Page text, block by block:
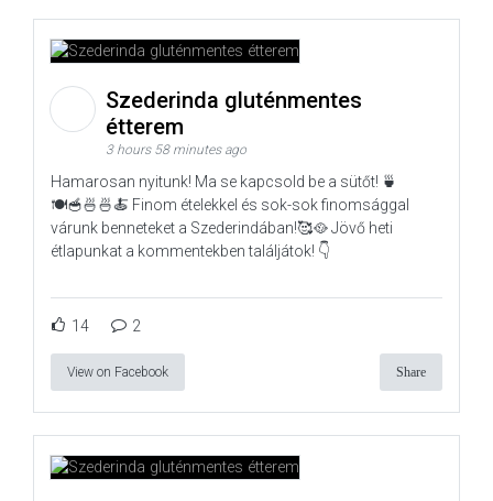
Szederinda gluténmentes
étterem
3 hours 58 minutes ago
Hamarosan nyitunk! Ma se kapcsold be a sütőt! 🍵
🍽️🥣🍜🍜🍝 Finom ételekkel és sok-sok finomsággal
várunk benneteket a Szederindában!🥰🥘 Jövő heti
étlapunkat a kommentekben találjátok! 👇
14 2
View on Facebook Share